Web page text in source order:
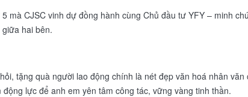
mà CJSC vinh dự đồng hành cùng Chủ đầu tư YFY – minh
hai bên.
tặng quà người lao động chính là nét đẹp văn hoá nhân
động lực để anh em yên tâm công tác, vững vàng tinh thần.